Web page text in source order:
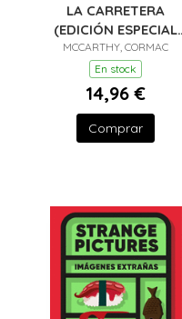
LA CARRETERA
(EDICIÓN ESPECIAL
EN TAPA DURA)
MCCARTHY, CORMAC
En stock
14,96 €
Comprar